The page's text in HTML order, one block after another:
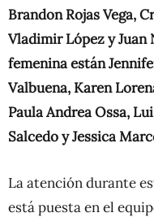
Brandon Rojas Vega,
Vladimir López y Juan
femenina están
Valbuena, Karen
Paula Andrea Ossa,
Salcedo y Jessica
La atención durante
está puesta en el